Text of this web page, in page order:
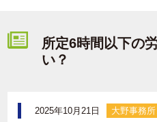
所定6時間以下の
い？
2025年10月21日 大野事務